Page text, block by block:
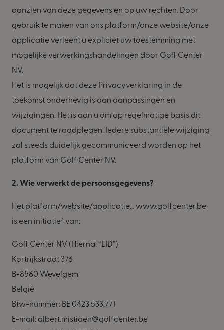
aanzien van deze gegevens en op uw rechten. Door
gebruik te maken van ons platform/onze website/onze
applicatie verleent u expliciet uw toestemming met
mogelijke verwerkingshandelingen door Golf Center
NV.
Het is mogelijk dat deze Privacyverklaring in de
toekomst onderhevig is aan aanpassingen en
wijzigingen. Het is aan u om op regelmatige basis dit
document te raadplegen. Iedere substantiële wijziging
zal steeds duidelijk gecommuniceerd worden op het
platform van Golf Center NV.
2. Wie verwerkt de persoonsgegevens?
Het platform/website/applicatie… www.golfcenter.be
is een initiatief van:
Golf Center NV (Hierna: “LID”)
Kortrijkstraat 376
B-8560 Wevelgem
België
Btw-nummer: BE 0423.533.771
E-mail: albert.mistiaen@golfcenter.be